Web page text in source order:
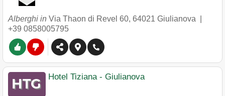
Alberghi in Via Thaon di Revel 60, 64021 Giulianova
+39 0858005795
Hotel Tiziana - Giulianova